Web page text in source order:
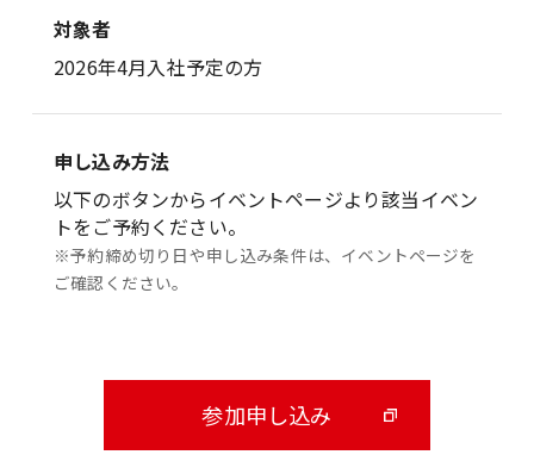
対象者
2026年4月入社予定の方
申し込み方法
以下のボタンからイベントページより該当イベン
トをご予約ください。
※予約締め切り日や申し込み条件は、イベントページを
ご確認ください。
参加申し込み